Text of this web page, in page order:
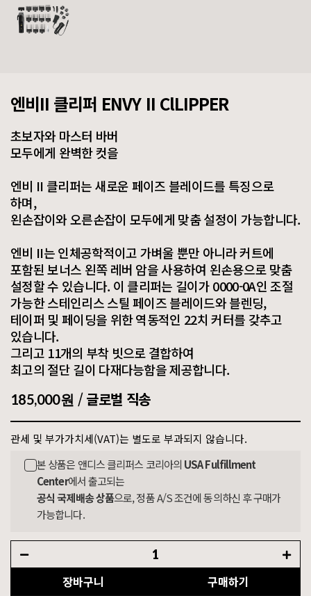
엔비II 클리퍼 ENVY II ClLIPPER
초보자와 마스터 바버
모두에게 완벽한 컷을
엔비 II 클리퍼는 새로운 페이즈 블레이드를 특징으로
하며,
왼손잡이와 오른손잡이 모두에게 맞춤 설정이 가능합니다.
엔비 II는 인체공학적이고 가벼울 뿐만 아니라 커트에
포함된 보너스 왼쪽 레버 암을 사용하여 왼손용으로 맞춤
설정할 수 있습니다. 이 클리퍼는 길이가 0000-0A인 조절
가능한 스테인리스 스틸 페이즈 블레이드와 블렌딩,
테이퍼 및 페이딩을 위한 역동적인 22치 커터를 갖추고
있습니다.
그리고 11개의 부착 빗으로 결합하여
최고의 절단 길이 다재다능함을 제공합니다.
185,000원 /글로벌 직송
관세 및 부가가치세(VAT)는 별도로 부과되지 않습니다.
본 상품은 앤디스 클리퍼스 코리아의 USA Fulfillment
Center에서 출고되는
공식 국제배송 상품으로, 정품 A/S 조건에 동의하신 후 구매가
가능합니다.
장바구니 구매하기